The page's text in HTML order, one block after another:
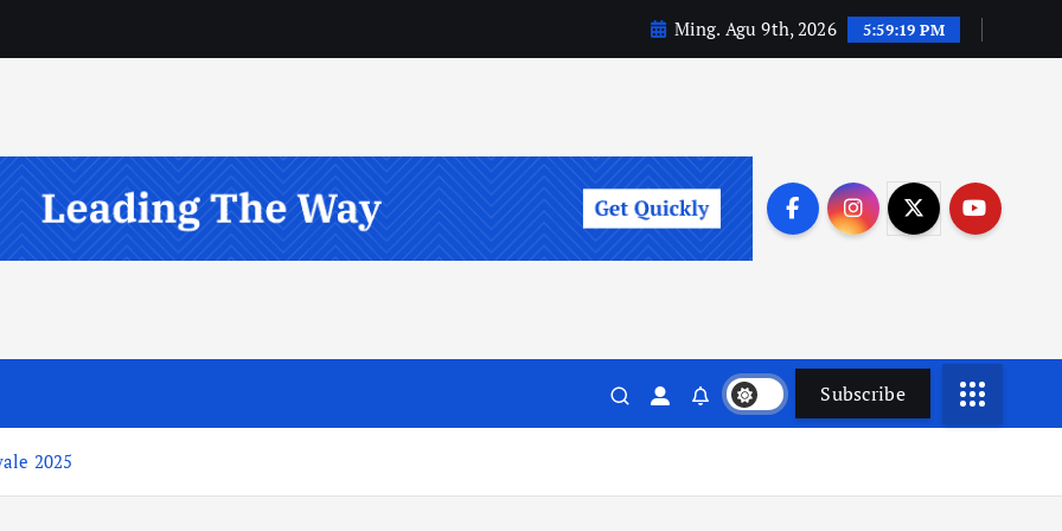
Ming. Agu 9th, 2026 5:59:19 PM
Subscribe
2025